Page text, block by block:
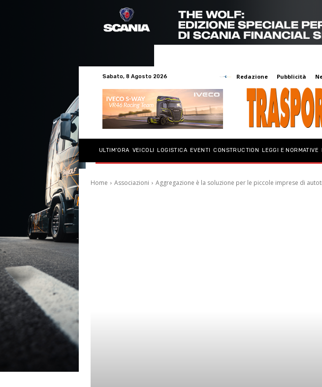
Sabato, 8 Agosto 2026 Redazione Pubblicità
ULTIM’ORA VEICOLI LOGISTICA EVENTI CONSTRUCTION LEGGI E NORMATIVE
Home Associazioni Aggregazione è la soluzione per le piccole imprese di